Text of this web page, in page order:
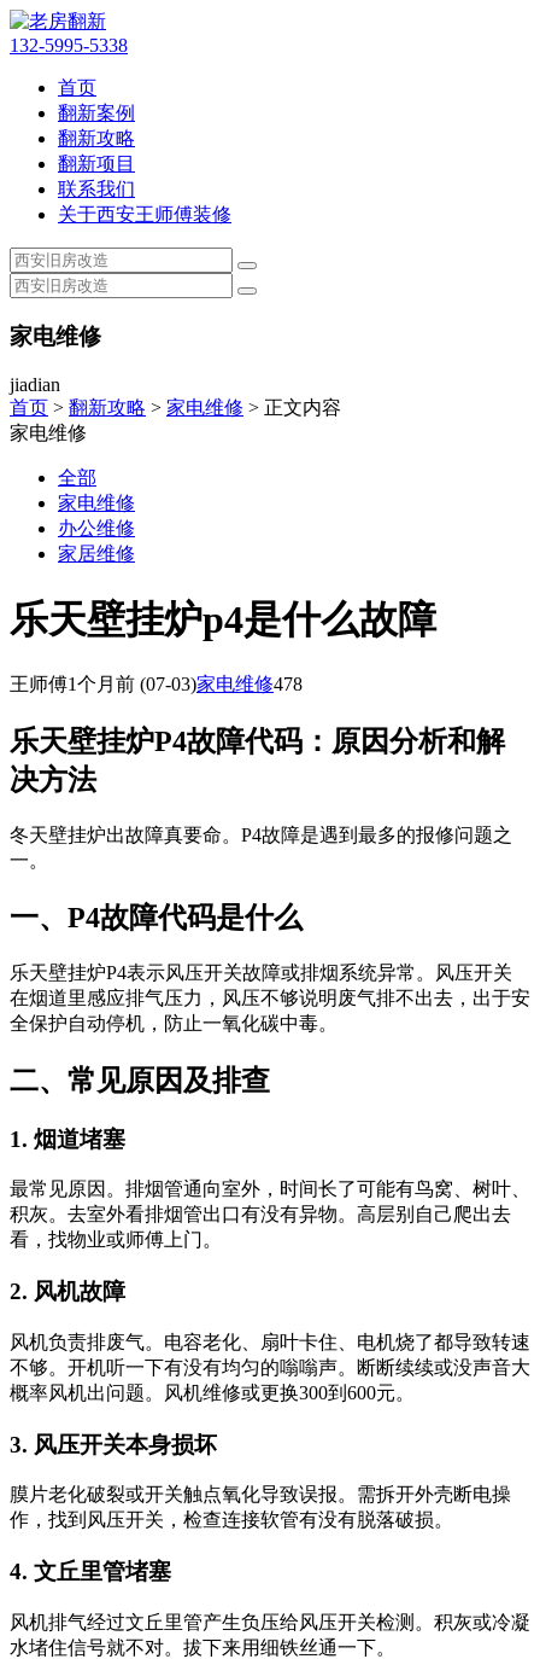
132-5995-5338
首页
翻新案例
翻新攻略
翻新项目
联系我们
关于西安王师傅装修
家电维修
jiadian
首页 > 翻新攻略 > 家电维修 > 正文内容
家电维修
全部
家电维修
办公维修
家居维修
乐天壁挂炉p4是什么故障
王师傅1个月前 (07-03)家电维修478
乐天壁挂炉P4故障代码：原因分析和解
决方法
冬天壁挂炉出故障真要命。P4故障是遇到最多的报修问题之
一。
一、P4故障代码是什么
乐天壁挂炉P4表示风压开关故障或排烟系统异常。风压开关
在烟道里感应排气压力，风压不够说明废气排不出去，出于安
全保护自动停机，防止一氧化碳中毒。
二、常见原因及排查
1. 烟道堵塞
最常见原因。排烟管通向室外，时间长了可能有鸟窝、树叶、
积灰。去室外看排烟管出口有没有异物。高层别自己爬出去
看，找物业或师傅上门。
2. 风机故障
风机负责排废气。电容老化、扇叶卡住、电机烧了都导致转速
不够。开机听一下有没有均匀的嗡嗡声。断断续续或没声音大
概率风机出问题。风机维修或更换300到600元。
3. 风压开关本身损坏
膜片老化破裂或开关触点氧化导致误报。需拆开外壳断电操
作，找到风压开关，检查连接软管有没有脱落破损。
4. 文丘里管堵塞
风机排气经过文丘里管产生负压给风压开关检测。积灰或冷凝
水堵住信号就不对。拔下来用细铁丝通一下。